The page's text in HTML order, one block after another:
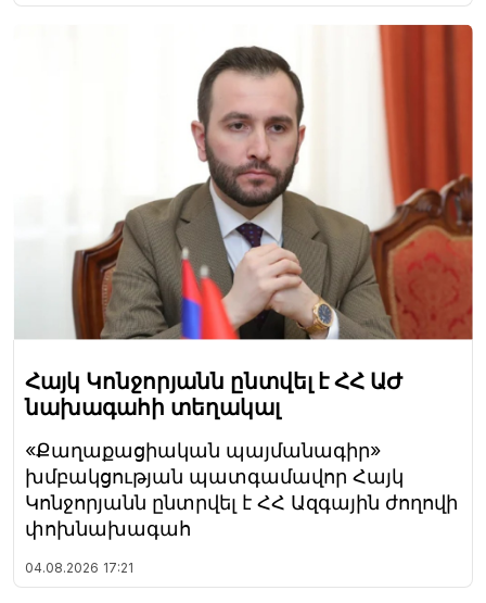
Հայկ Կոնջորյանն ընտվել է ՀՀ ԱԺ
նախագահի տեղակալ
«Քաղաքացիական պայմանագիր»
խմբակցության պատգամավոր Հայկ
Կոնջորյանն ընտրվել է ՀՀ Ազգային ժողովի
փոխնախագահ
04.08.2026 17:21